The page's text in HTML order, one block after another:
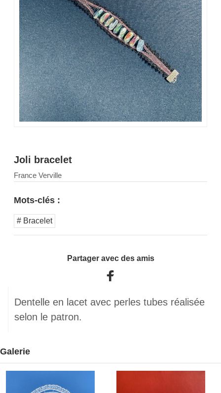
Joli bracelet
France Verville
Mots-clés :
# Bracelet
Partager avec des amis
Dentelle en lacet avec perles tubes réalisée
selon le patron.
Galerie